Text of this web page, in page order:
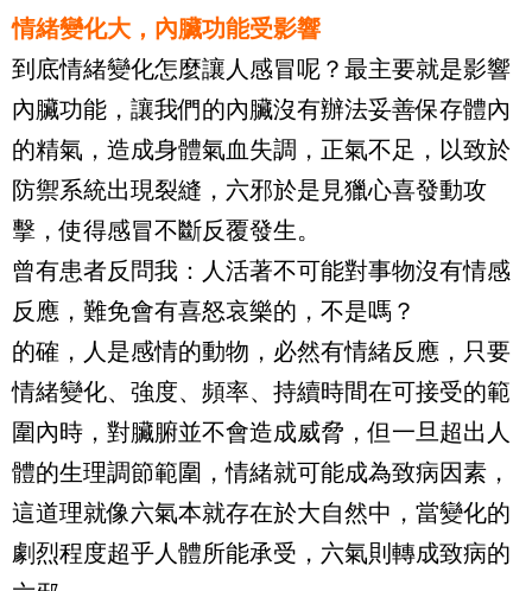
情緒變化大，內臟功能受影響
到底情緒變化怎麼讓人感冒呢？最主要就是影響
內臟功能，讓我們的內臟沒有辦法妥善保存體內
的精氣，造成身體氣血失調，正氣不足，以致於
防禦系統出現裂縫，六邪於是見獵心喜發動攻
擊，使得感冒不斷反覆發生。
曾有患者反問我：人活著不可能對事物沒有情感
反應，難免會有喜怒哀樂的，不是嗎？
的確，人是感情的動物，必然有情緒反應，只要
情緒變化、強度、頻率、持續時間在可接受的範
圍內時，對臟腑並不會造成威脅，但一旦超出人
體的生理調節範圍，情緒就可能成為致病因素，
這道理就像六氣本就存在於大自然中，當變化的
劇烈程度超乎人體所能承受，六氣則轉成致病的